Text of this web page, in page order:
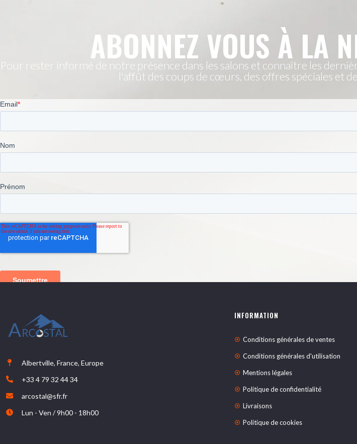
ABONNEZ VOUS À LA
Pour rester informé de notre présence dans les salons et connaître les
l'affût des coups de cœurs, des offres spéciales et
Albertville, France, Europe
+33 4 79 32 44 34
arcostal@sfr.fr
Lun - Ven / 9h00 - 18h00
INFORMATION
Conditions générales de ventes
Conditions générales d'utilisation
Mentions légales
Politique de confidentialité
Livraisons
Politique de cookies